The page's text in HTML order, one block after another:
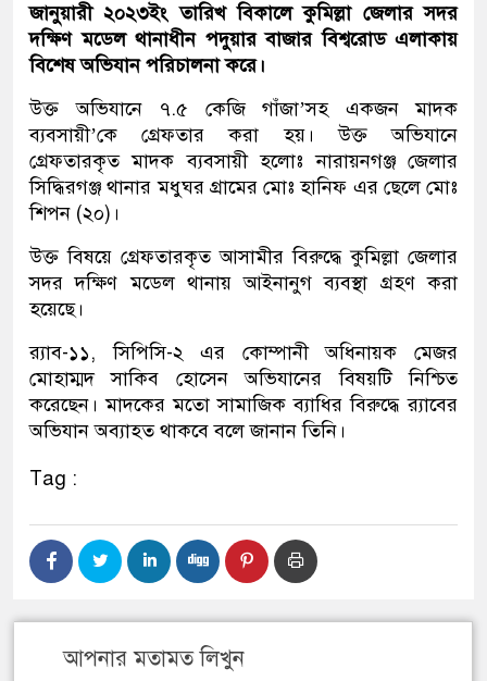
জানুয়ারী ২০২৩ইং তারিখ বিকালে কুমিল্লা জেলার সদর
দক্ষিণ মডেল থানাধীন পদুয়ার বাজার বিশ্বরোড এলাকায়
বিশেষ অভিযান পরিচালনা করে।
উক্ত অভিযানে ৭.৫ কেজি গাঁজা’সহ একজন মাদক
ব্যবসায়ী’কে গ্রেফতার করা হয়। উক্ত অভিযানে
গ্রেফতারকৃত মাদক ব্যবসায়ী হলোঃ নারায়নগঞ্জ জেলার
সিদ্ধিরগঞ্জ থানার মধুঘর গ্রামের মোঃ হানিফ এর ছেলে মোঃ
শিপন (২০)।
উক্ত বিষয়ে গ্রেফতারকৃত আসামীর বিরুদ্ধে কুমিল্লা জেলার
সদর দক্ষিণ মডেল থানায় আইনানুগ ব্যবস্থা গ্রহণ করা
হয়েছে।
র‌্যাব-১১, সিপিসি-২ এর কোম্পানী অধিনায়ক মেজর
মোহাম্মদ সাকিব হোসেন অভিযানের বিষয়টি নিশ্চিত
করেছেন। মাদকের মতো সামাজিক ব্যাধির বিরুদ্ধে র‌্যাবের
অভিযান অব্যাহত থাকবে বলে জানান তিনি।
Tag :
আপনার মতামত লিখুন